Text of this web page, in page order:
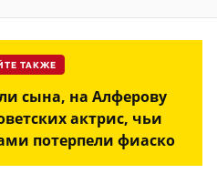
ТАКЖЕ
сына, на Алферову
актрис, чьи
потерпели фиаско